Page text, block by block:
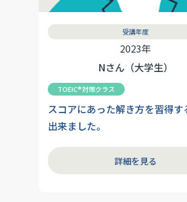
受講年度
2023年
Nさん（大学生）
TOEIC®対策クラス
スコアにあった解き方を習得す
出来ました。
詳細を見る